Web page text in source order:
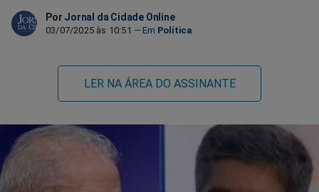
Por Jornal da Cidade Online
03/07/2025 às 10:51 Política
LER NA ÁREA DO ASSINANTE